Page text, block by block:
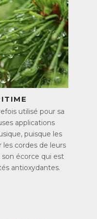
le plus abondant
approximativement
les os et les dents,
réparti entre le
corps, le magnésium
biochimiques. On
le fonctionnement du
ainsi que dans la
?
recommandent un
par jour. Cela
femme et 380mg
sait pas fabriquer de
donc d’un
utilisé pour sa
applications
puisque les
cordes de leurs
son écorce qui est
antioxydantes.